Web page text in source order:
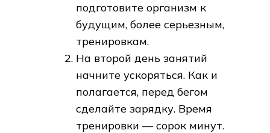
подготовите организм к
будущим, более серьезным,
тренировкам.
На второй день занятий
начните ускоряться. Как и
полагается, перед бегом
сделайте зарядку. Время
тренировки — сорок минут.